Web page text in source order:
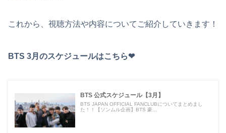
これから、視聴方法や内容についてご紹介していきます！
BTS 3月のスケジュールはこちら❤︎
BTS 公式スケジュール【3月】
BTS JAPAN OFFICIAL FANCLUBについてまとめまし
た！！【ソンムル企画】BTS 豪...